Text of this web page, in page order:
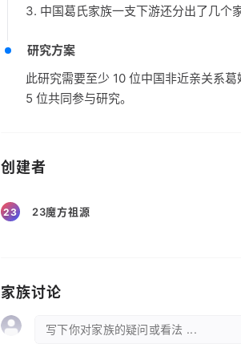
3. 中国葛氏家族一支下游还分出了几个
研究方案
此研究需要至少 10 位中国非近亲关系
5 位共同参与研究。
创建者
23 23魔方祖源
家族讨论
写下你对家族的疑问或看法 ...